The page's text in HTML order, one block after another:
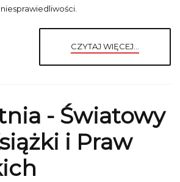
CZYTAJ WIĘCEJ...
- Światowy
i Praw